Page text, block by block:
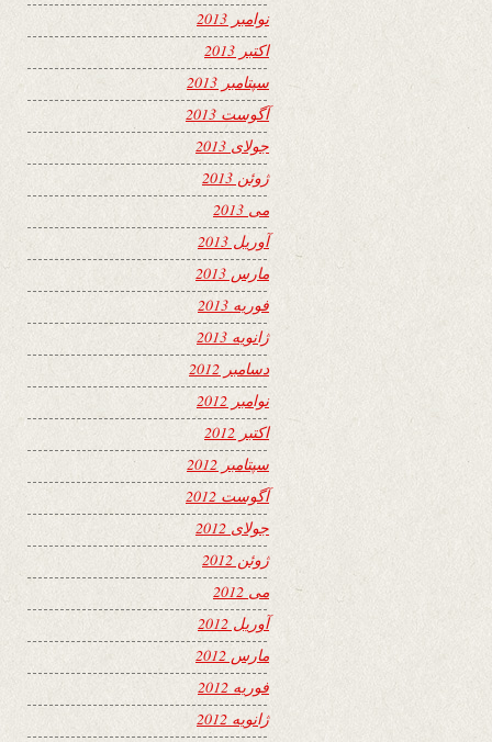
نوامبر 2013
اکتبر 2013
سپتامبر 2013
آگوست 2013
جولای 2013
ژوئن 2013
می 2013
آوریل 2013
مارس 2013
فوریه 2013
ژانویه 2013
دسامبر 2012
نوامبر 2012
اکتبر 2012
سپتامبر 2012
آگوست 2012
جولای 2012
ژوئن 2012
می 2012
آوریل 2012
مارس 2012
فوریه 2012
ژانویه 2012